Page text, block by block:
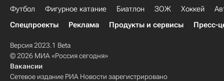
Футбол Фигурное катание Биатлон ЗОЖ Хоккей
Спецпроекты
Реклама Продукты и сервисы Пресс-
Версия 2023.1 Beta
© 2026 МИА «Россия сегодня»
Вакансии
Сетевое издание РИА Новости зарегистрировано